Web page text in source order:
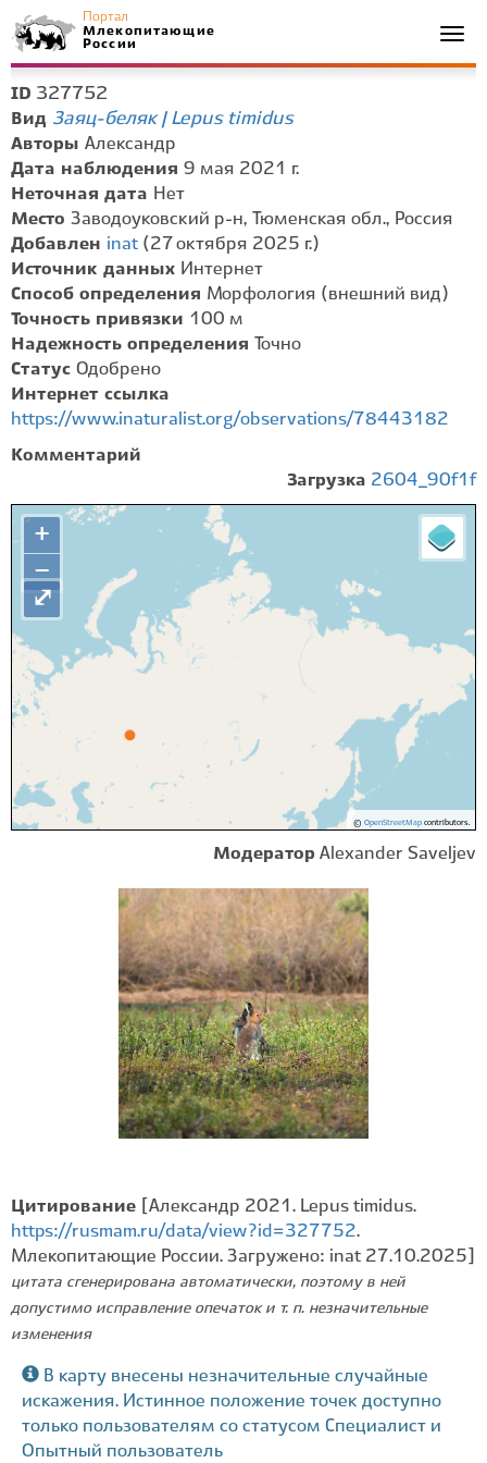
Портал
Млекопитающие
России
ID 327752
Вид Заяц-беляк | Lepus timidus
Авторы Александр
Дата наблюдения 9 мая 2021 г.
Неточная дата Нет
Место Заводоуковский р-н, Тюменская обл., Россия
Добавлен inat (27 октября 2025 г.)
Источник данных Интернет
Способ определения Морфология (внешний вид)
Точность привязки 100 м
Надежность определения
Точно
Статус Одобрено
Интернет ссылка
https://www.inaturalist.org/observations/78443182
Комментарий
Загрузка 2604_90f1f
+
−
© OpenStreetMapcontributors.
⤢
Модератор Alexander Saveljev
Цитирование
[Александр 2021. Lepus timidus.
https://rusmam.ru/data/view?id=327752.
Млекопитающие России. Загружено: inat 27.10.2025]
цитата сгенерирована автоматически, поэтому в ней
допустимо исправление опечаток и т. п. незначительные
изменения
В карту внесены незначительные случайные
искажения. Истинное положение точек доступно
только пользователям со статусом Специалист и
Опытный пользователь